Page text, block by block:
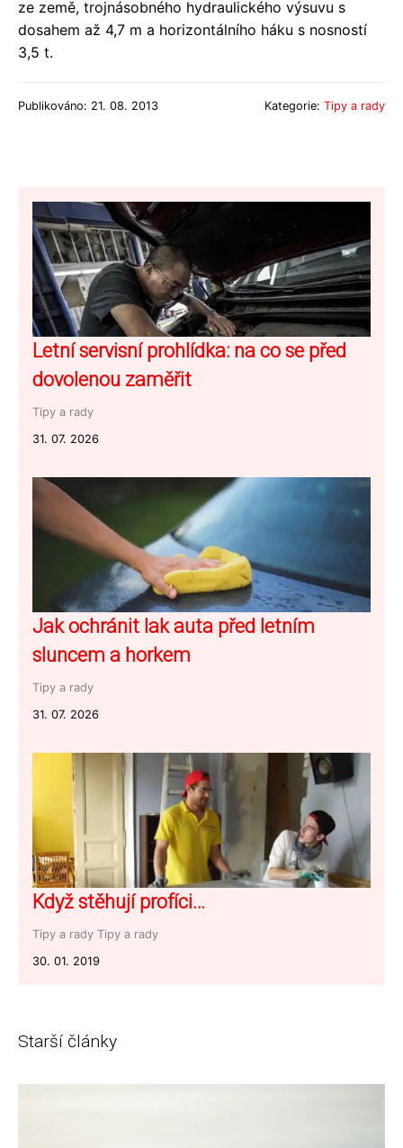
ze země, trojnásobného hydraulického výsuvu s
dosahem až 4,7 m a horizontálního háku s nosností
3,5 t.
Publikováno: 21. 08. 2013 Kategorie: Tipy a rady
Letní servisní prohlídka: na co se před
dovolenou zaměřit
Tipy a rady
31. 07. 2026
Jak ochránit lak auta před letním
sluncem a horkem
Tipy a rady
31. 07. 2026
Když stěhují profíci…
Tipy a rady Tipy a rady
30. 01. 2019
Starší články